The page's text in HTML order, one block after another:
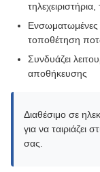
Ενσωματωμένες
τοποθέτηση
Συνδυάζει
αποθήκευσης
Διαθέσιμο σε
για να ταιριάζει
σας.